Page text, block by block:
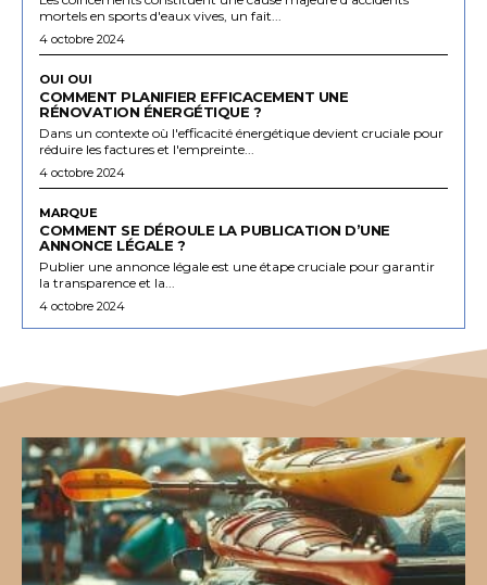
mortels en sports d'eaux vives, un fait...
4 octobre 2024
OUI OUI
COMMENT PLANIFIER EFFICACEMENT UNE
RÉNOVATION ÉNERGÉTIQUE ?
Dans un contexte où l'efficacité énergétique devient cruciale pour
réduire les factures et l'empreinte...
4 octobre 2024
MARQUE
COMMENT SE DÉROULE LA PUBLICATION D’UNE
ANNONCE LÉGALE ?
Publier une annonce légale est une étape cruciale pour garantir
la transparence et la...
4 octobre 2024